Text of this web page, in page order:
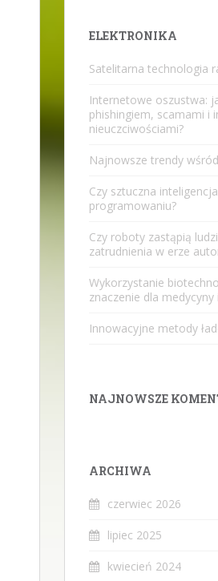
ELEKTRONIKA
Satelitarna technologia
Internetowe oszustwa:
phishingiem, scamami i
nieuczciwościami?
Najnowsze trendy
Czy sztuczna
programowaniu?
Czy roboty zastąpią
zatrudnienia w erze
Wykorzystanie
znaczenie dla medycyny
Innowacyjne metody
NAJNOWSZE
ARCHIWA
czerwiec 2026
lipiec 2025
kwiecień 2024